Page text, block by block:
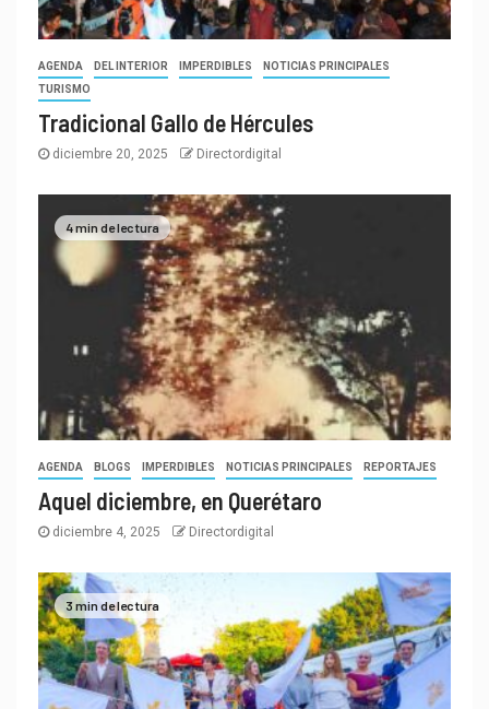
AGENDA DEL INTERIOR IMPERDIBLES
NOTICIAS PRINCIPALES
TURISMO
Tradicional Gallo de Hércules
diciembre 20, 2025 Directordigital
4 min de lectura
AGENDA BLOGS IMPERDIBLES NOTICIAS PRINCIPALES REPORTAJES
Aquel diciembre, en Querétaro
diciembre 4, 2025 Directordigital
3 min de lectura